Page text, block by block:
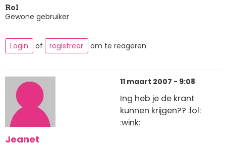
Rol
Gewone gebruiker
Login of registreer om te reageren
Jeanet
11 maart 2007 - 9:08
Ing heb je de krant
kunnen krijgen?? :lol:
:wink: